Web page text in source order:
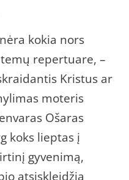
kokia nors
repertuare, –
Kristus ar
moteris
Ošaras
koks lieptas į
gyvenimą,
atsiskleidžia